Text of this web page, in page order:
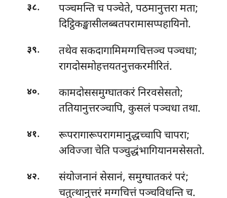
३८.
पञ्चमन्ति च पञ्चेते, पठमानुत्तरा मता;
दिट्ठिकङ्खासीलब्बतपरामासप्पहायिनो.
३९.
तथेव सकदागामिमग्गचित्तञ्च पञ्चधा;
रागदोसमोहत्तयतनुत्तकरमीरितं.
४०.
कामदोससमुग्घातकरं निरवसेसतो;
ततियानुत्तरञ्चापि, कुसलं पञ्चधा तथा.
४१.
रूपरागारूपरागमानुद्धच्चापि चापरा;
अविज्जा चेति पञ्चुद्धंभागियानमसेसतो.
४२.
संयोजनानं सेसानं, समुग्घातकरं परं;
चतुत्थानुत्तरं मग्गचित्तं पञ्चविधन्ति च.